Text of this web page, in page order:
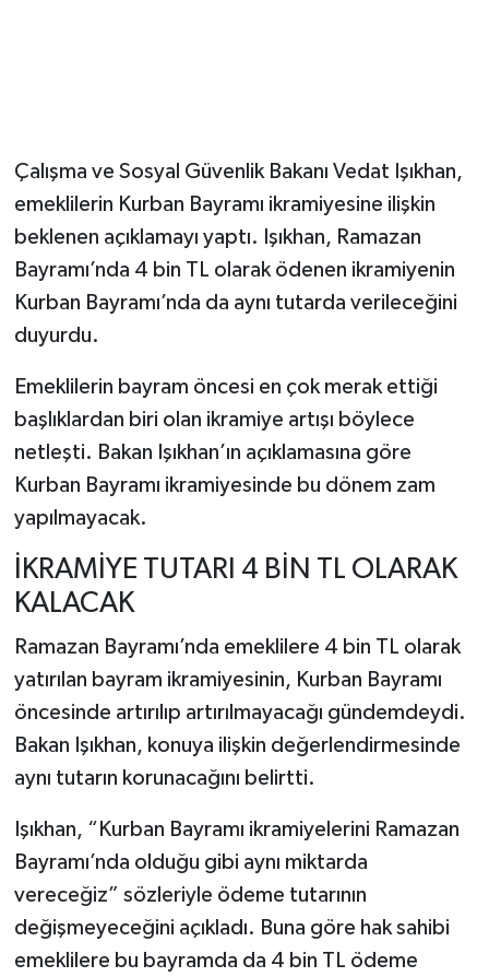
Çalışma ve Sosyal Güvenlik Bakanı Vedat Işıkhan,
emeklilerin Kurban Bayramı ikramiyesine ilişkin
beklenen açıklamayı yaptı. Işıkhan, Ramazan
Bayramı’nda 4 bin TL olarak ödenen ikramiyenin
Kurban Bayramı’nda da aynı tutarda verileceğini
duyurdu.
Emeklilerin bayram öncesi en çok merak ettiği
başlıklardan biri olan ikramiye artışı böylece
netleşti. Bakan Işıkhan’ın açıklamasına göre
Kurban Bayramı ikramiyesinde bu dönem zam
yapılmayacak.
İKRAMİYE TUTARI 4 BİN TL OLARAK
KALACAK
Ramazan Bayramı’nda emeklilere 4 bin TL olarak
yatırılan bayram ikramiyesinin, Kurban Bayramı
öncesinde artırılıp artırılmayacağı gündemdeydi.
Bakan Işıkhan, konuya ilişkin değerlendirmesinde
aynı tutarın korunacağını belirtti.
Işıkhan, “Kurban Bayramı ikramiyelerini Ramazan
Bayramı’nda olduğu gibi aynı miktarda
vereceğiz” sözleriyle ödeme tutarının
değişmeyeceğini açıkladı. Buna göre hak sahibi
emeklilere bu bayramda da 4 bin TL ödeme